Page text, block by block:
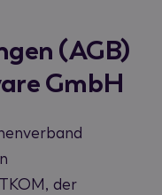
(AGB)
GmbH
der